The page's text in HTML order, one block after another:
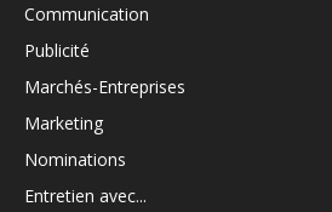
Communication
Publicité
Marchés-Entreprises
Marketing
Nominations
Entretien avec...